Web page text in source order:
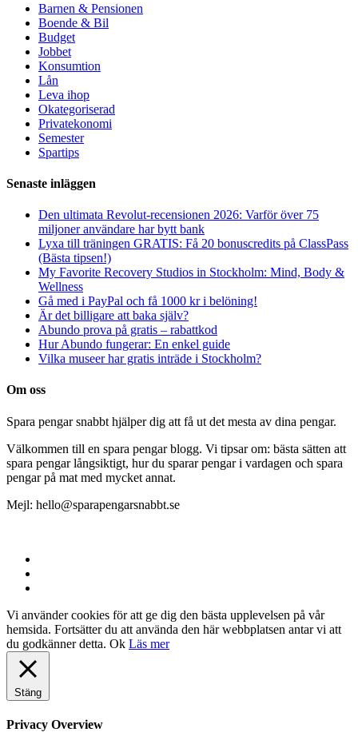
Barnen & Pensionen
Boende & Bil
Budget
Jobbet
Konsumtion
Lån
Leva ihop
Okategoriserad
Privatekonomi
Semester
Spartips
Senaste inläggen
Den ultimata Revolut-recensionen 2026: Varför över 75
miljoner användare har bytt bank
Lyxa till träningen GRATIS: Få 20 bonuscredits på ClassPass
(Bästa tipsen!)
My Favorite Recovery Studios in Stockholm: Mind, Body &
Wellness
Gå med i PayPal och få 1000 kr i belöning!
Är det billigare att baka själv?
Abundo prova på gratis – rabattkod
Hur Abundo fungerar: En enkel guide
Vilka museer har gratis inträde i Stockholm?
Om oss
Spara pengar snabbt hjälper dig att få ut det mesta av dina pengar.
Välkommen till en spara pengar blogg. Vi tipsar om: bästa sätten att
spara pengar långsiktigt, hur du sparar pengar i vardagen och spara
pengar på mat med mycket annat.
Mejl: hello@sparapengarsnabbt.se
Vi använder cookies för att ge dig den bästa upplevelsen på vår
hemsida. Fortsätter du att använda den här webbplatsen antar vi att
du godkänner detta. Ok Läs mer
Stäng
Privacy Overview